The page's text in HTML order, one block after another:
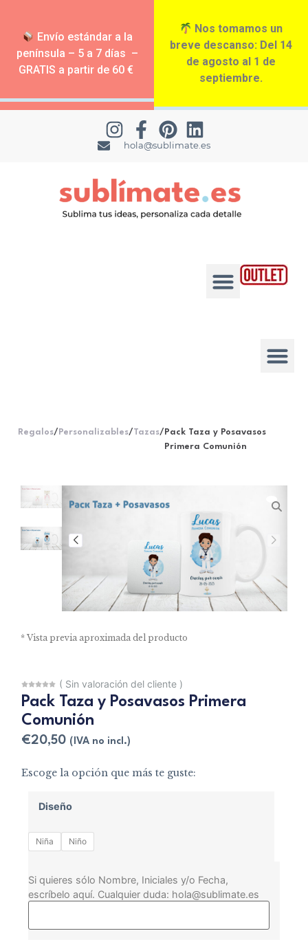
Envío estándar a la
península – 5 a 7 días –
GRATIS a partir de 60 €
Nos tomamos un
breve descanso: Del 14
de agosto al 1 de
septiembre.
hola@sublimate.es
Regalos/ Personalizables/Tazas/ Pack Taza y Posavasos
Primera Comunión
* Vista previa aproximada del producto
( Sin valoración del cliente )
Pack Taza y Posavasos Primera
Comunión
€20,50 (IVA no incl.)
Escoge la opción que más te guste:
Diseño
Niña Niño
Si quieres sólo Nombre, Iniciales y/o Fecha,
escríbelo aquí. Cualquier duda: hola@sublimate.es